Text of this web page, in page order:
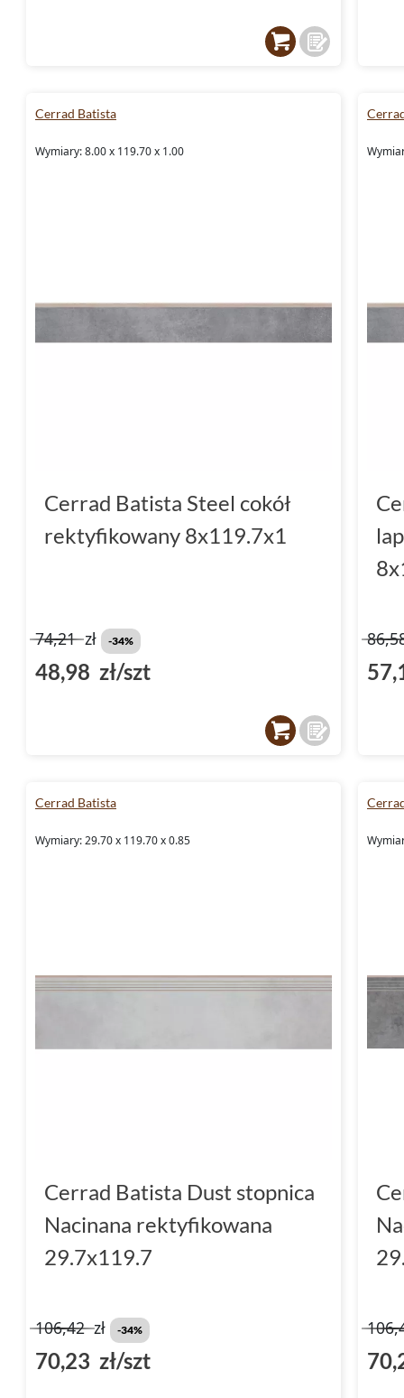
Cerrad Batista
Wymiary: 8.00 x 119.70 x 1.00
Cerrad Batista Steel cokół
rektyfikowany 8x119.7x1
74,21zł -34%
48,98 zł/szt
Cerrad Batista
Wymiary: 29.70 x 119.70 x 0.85
Cerrad Batista Dust stopnica
Nacinana rektyfikowana
29.7x119.7
106,42zł -34%
70,23 zł/szt